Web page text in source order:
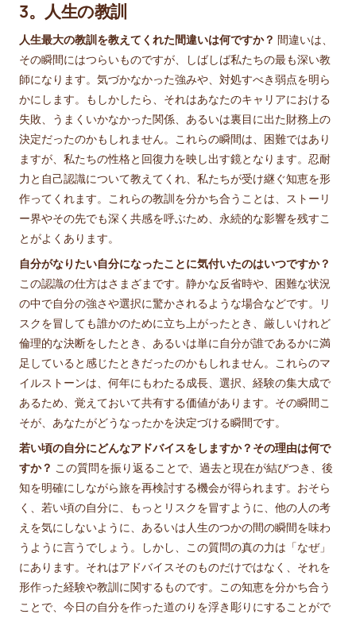
3。人生の教訓
人生最大の教訓を教えてくれた間違いは何ですか？ 間違いは、
その瞬間にはつらいものですが、しばしば私たちの最も深い教
師になります。気づかなかった強みや、対処すべき弱点を明ら
かにします。もしかしたら、それはあなたのキャリアにおける
失敗、うまくいかなかった関係、あるいは裏目に出た財務上の
決定だったのかもしれません。これらの瞬間は、困難ではあり
ますが、私たちの性格と回復力を映し出す鏡となります。忍耐
力と自己認識について教えてくれ、私たちが受け継ぐ知恵を形
作ってくれます。これらの教訓を分かち合うことは、ストーリ
ー界やその先でも深く共感を呼ぶため、永続的な影響を残すこ
とがよくあります。
自分がなりたい自分になったことに気付いたのはいつですか？
この認識の仕方はさまざまです。静かな反省時や、困難な状況
の中で自分の強さや選択に驚かされるような場合などです。リ
スクを冒しても誰かのために立ち上がったとき、厳しいけれど
倫理的な決断をしたとき、あるいは単に自分が誰であるかに満
足していると感じたときだったのかもしれません。これらのマ
イルストーンは、何年にもわたる成長、選択、経験の集大成で
あるため、覚えておいて共有する価値があります。その瞬間こ
そが、あなたがどうなったかを決定づける瞬間です。
若い頃の自分にどんなアドバイスをしますか？その理由は何で
すか？ この質問を振り返ることで、過去と現在が結びつき、後
知を明確にしながら旅を再検討する機会が得られます。おそら
く、若い頃の自分に、もっとリスクを冒すように、他の人の考
えを気にしないように、あるいは人生のつかの間の瞬間を味わ
うように言うでしょう。しかし、この質問の真の力は「なぜ」
にあります。それはアドバイスそのものだけではなく、それを
形作った経験や教訓に関するものです。この知恵を分かち合う
ことで、今日の自分を作った道のりを浮き彫りにすることがで